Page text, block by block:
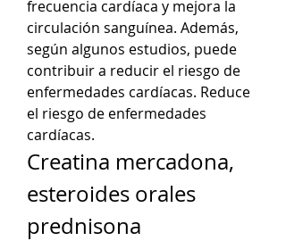
frecuencia cardíaca y mejora la
circulación sanguínea. Además,
según algunos estudios, puede
contribuir a reducir el riesgo de
enfermedades cardíacas. Reduce
el riesgo de enfermedades
cardíacas.
Creatina mercadona,
esteroides orales
prednisona